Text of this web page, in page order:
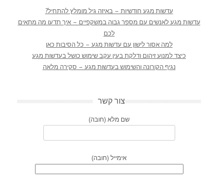
עדשות מגע חודשיות – באיזה גיל מומלץ להתחיל?
עדשות מגע לאנשים עם מספר גבוה במשקפיים – איך תדעו מה מתאים
לכם
למה אסור לישון עם עדשות מגע – כל הסיבות כאן
כיצד למנוע זיהום ודלקת בעין עקב שימוש כושל בעדשות מגע
נגיף הקורונה והשימוש בעדשות מגע – סקירה מלאה
צור קשר
שם מלא (חובה)
אימייל (חובה)